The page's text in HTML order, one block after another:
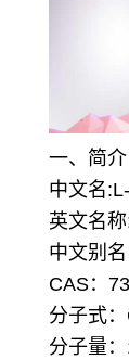
一、简介
中文名
英文名
中文别
CAS：
分子式
分子量